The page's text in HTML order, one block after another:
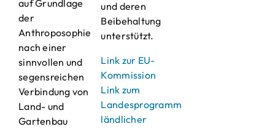
auf Grundlage
der
Anthroposophie
nach einer
sinnvollen und
segensreichen
Verbindung von
Land- und
Gartenbau
und deren
Beibehaltung
unterstützt.
Link zur EU-
Kommission
Link zum
Landesprogramm
ländlicher